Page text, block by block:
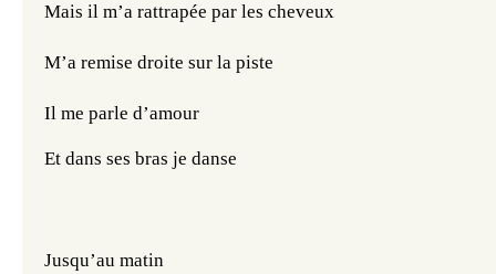
Mais il m’a rattrapée par les cheveux
M’a remise droite sur la piste
Il me parle d’amour
Et dans ses bras je danse
Jusqu’au matin